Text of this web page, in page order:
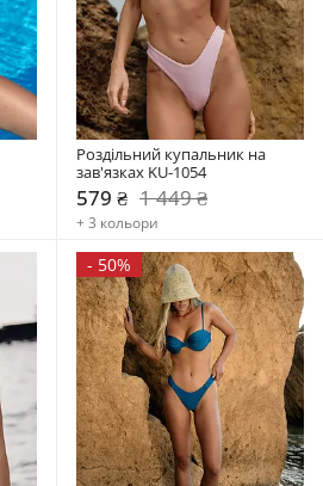
Роздільний купальник на
зав'язках KU-1054
579 ₴ 1 449 ₴
+ 3 кольори
- 50%